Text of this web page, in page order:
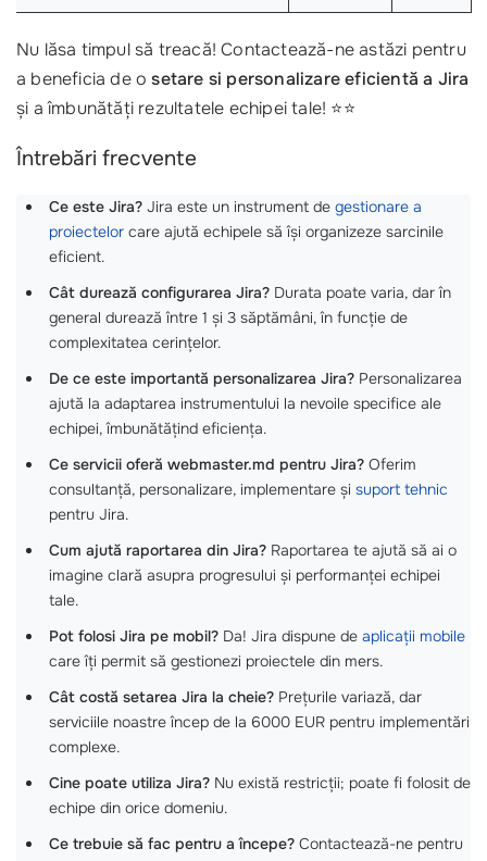
Nu lăsa timpul să treacă! Contactează-ne astăzi pentru
a beneficia de osetare si personalizare eficientă a Jira
și a îmbunătăți rezultatele echipei tale! ⭐⭐
Întrebări frecvente
Ce este Jira? Jira este un instrument de gestionare a
proiectelor care ajută echipele să își organizeze sarcinile
eficient.
Cât durează configurarea Jira? Durata poate varia, dar în
general durează între 1 și 3 săptămâni, în funcție de
complexitatea cerințelor.
De ce este importantă personalizarea Jira? Personalizarea
ajută la adaptarea instrumentului la nevoile specifice ale
echipei, îmbunătățind eficiența.
Ce servicii oferă webmaster.md pentru Jira? Oferim
consultanță, personalizare, implementare și suport tehnic
pentru Jira.
Cum ajută raportarea din Jira? Raportarea te ajută să ai o
imagine clară asupra progresului și performanței echipei
tale.
Pot folosi Jira pe mobil? Da! Jira dispune de aplicații mobile
care îți permit să gestionezi proiectele din mers.
Cât costă setarea Jira la cheie? Prețurile variază, dar
serviciile noastre încep de la 6000 EUR pentru implementări
complexe.
Cine poate utiliza Jira? Nu există restricții; poate fi folosit de
echipe din orice domeniu.
Ce trebuie să fac pentru a începe? Contactează-ne pentru